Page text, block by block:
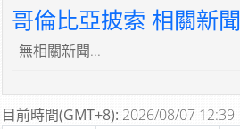
哥倫比亞披索 相關新聞
無相關新聞...
目前時間(GMT+8): 2026/08/07 12:39